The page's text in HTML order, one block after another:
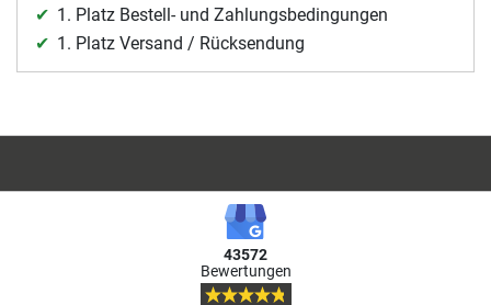
1. Platz Bestell- und Zahlungsbedingungen
1. Platz Versand / Rücksendung
43572
Bewertungen